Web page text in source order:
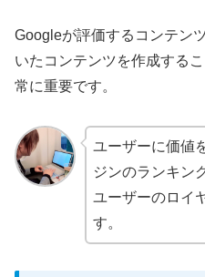
Googleが評価するコンテン
いたコンテンツを作成する
常に重要です。
ユーザーに価値
ジンのランキン
ユーザーのロイ
す。